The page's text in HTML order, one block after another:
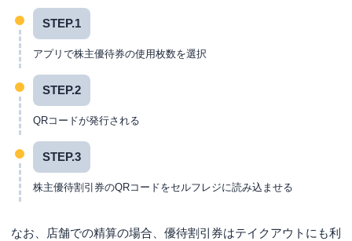
STEP.1
アプリで株主優待券の使用枚数を選択
STEP.2
QRコードが発行される
STEP.3
株主優待割引券のQRコードをセルフレジに読み込ませる
なお、店舗での精算の場合、優待割引券はテイクアウトにも利